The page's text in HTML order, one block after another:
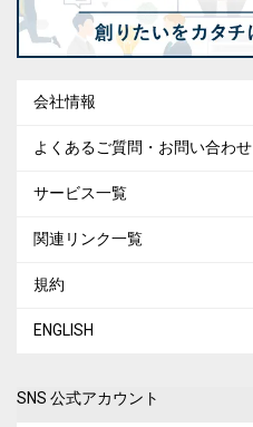
会社情報
よくあるご質問・お問い合わせ
サービス一覧
関連リンク一覧
規約
ENGLISH
SNS 公式アカウント